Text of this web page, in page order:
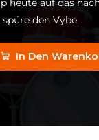
den Vybe.
In Den